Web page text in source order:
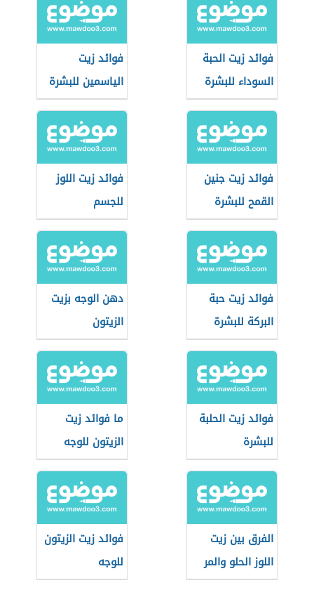
فوائد زيت الحبة
السوداء للبشرة
فوائد زيت
الياسمين للبشرة
فوائد زيت جنين
القمح للبشرة
فوائد زيت اللوز
للجسم
فوائد زيت حبة
البركة للبشرة
دهن الوجه بزيت
الزيتون
فوائد زيت الحلبة
للبشرة
ما فوائد زيت
الزيتون للوجه
الفرق بين زيت
اللوز الحلو والمر
فوائد زيت الزيتون
للوجه